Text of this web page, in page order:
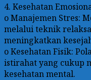
4. Kesehatan
o Manajemen Stres:
melalui teknik
meningkatkan
o Kesehatan Fisik:
istirahat yang cukup
kesehatan mental.